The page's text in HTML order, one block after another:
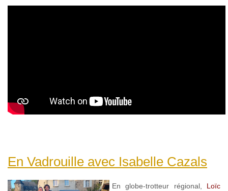
En Vadrouille avec Isabelle Cazals
En globe-trotteur régional, Loïc